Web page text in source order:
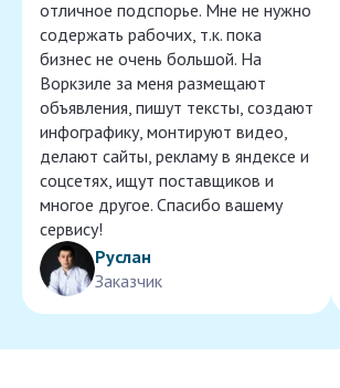
отличное подспорье. Мне не нужно
содержать рабочих, т.к. пока
бизнес не очень большой. На
Воркзиле за меня размещают
объявления, пишут тексты, создают
инфографику, монтируют видео,
делают сайты, рекламу в яндексе и
соцсетях, ищут поставщиков и
многое другое. Спасибо вашему
сервису!
Руслан
Заказчик